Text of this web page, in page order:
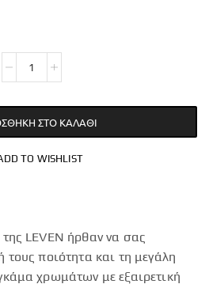
ΣΤΟ ΚΑΛΆΘΙ
TO WISHLIST
LEVEN ήρθαν να σας
τους ποιότητα και τη μεγάλη
χρωμάτων με εξαιρετική